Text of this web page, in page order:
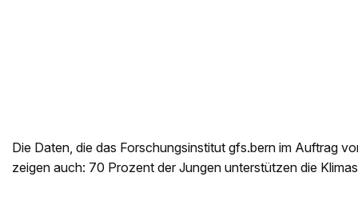
Die Daten, die das Forschungsinstitut gfs.bern im Auftrag
zeigen auch: 70 Prozent der Jungen unterstützen die